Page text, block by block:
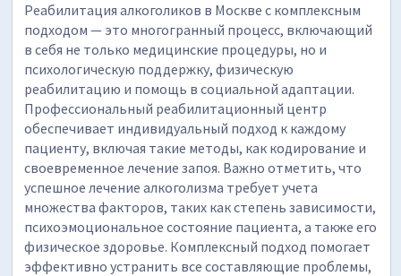
Реабилитация алкоголиков в Москве с комплексным
подходом — это многогранный процесс, включающий
в себя не только медицинские процедуры, но и
психологическую поддержку, физическую
реабилитацию и помощь в социальной адаптации.
Профессиональный реабилитационный центр
обеспечивает индивидуальный подход к каждому
пациенту, включая такие методы, как кодирование и
своевременное лечение запоя. Важно отметить, что
успешное лечение алкоголизма требует учета
множества факторов, таких как степень зависимости,
психоэмоциональное состояние пациента, а также его
физическое здоровье. Комплексный подход помогает
эффективно устранить все составляющие проблемы,